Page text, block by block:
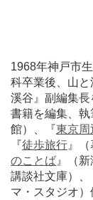
1968年神戸市
科卒業後、山
溪谷』副編集長
書籍を編集、
館）、『東京周
『徒歩旅行 』
のことば 』（
講談社文庫）、
マ・スタジオ）